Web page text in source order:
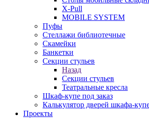
X-Pull
MOBILE SYSTEM
Пуфы
Стеллажи библиотечные
Скамейки
Банкетки
Секции стульев
Назад
Секции стульев
Театральные кресла
Шкаф-купе под заказ
Калькулятор дверей шкафа-
Проекты